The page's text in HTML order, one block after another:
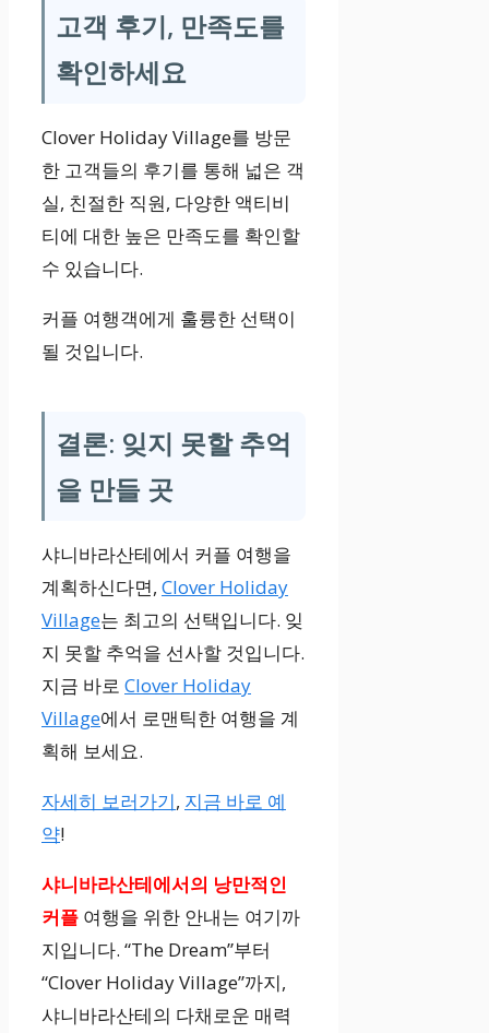
고객 후기, 만족도를
확인하세요
Clover Holiday Village를 방문
한 고객들의 후기를 통해 넓은 객
실, 친절한 직원, 다양한 액티비
티에 대한 높은 만족도를 확인할
수 있습니다.
커플 여행객에게 훌륭한 선택이
될 것입니다.
결론: 잊지 못할 추억
을 만들 곳
샤니바라산테에서 커플 여행을
계획하신다면, Clover Holiday
Village는 최고의 선택입니다. 잊
지 못할 추억을 선사할 것입니다.
지금 바로 Clover Holiday
Village에서 로맨틱한 여행을 계
획해 보세요.
자세히 보러가기, 지금 바로 예
약!
샤니바라산테에서의 낭만적인
커플 여행을 위한 안내는 여기까
지입니다. “The Dream”부터
“Clover Holiday Village”까지,
샤니바라산테의 다채로운 매력